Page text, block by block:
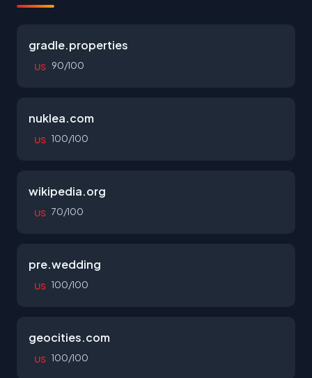
gradle.properties
US 90/100
nuklea.com
US 100/100
wikipedia.org
US 70/100
pre.wedding
US 100/100
geocities.com
US 100/100